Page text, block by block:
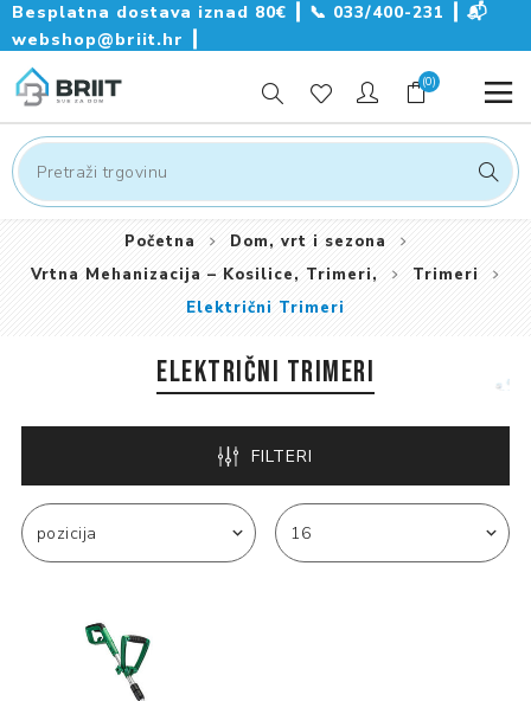
Besplatna dostava iznad 80€ ┃ 📞 033/400-231
📬
webshop@briit.hr
(0)
Početna
Dom, vrt i sezona
Vrtna Mehanizacija – Kosilice, Trimeri,
Trimeri
Električni Trimeri
ELEKTRIČNI TRIMERI
FILTERI